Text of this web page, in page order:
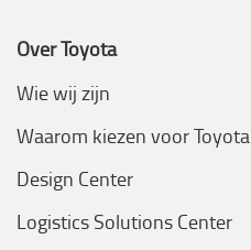
Over Toyota
Wie wij zijn
Waarom kiezen voor Toyota
Design Center
Logistics Solutions Center